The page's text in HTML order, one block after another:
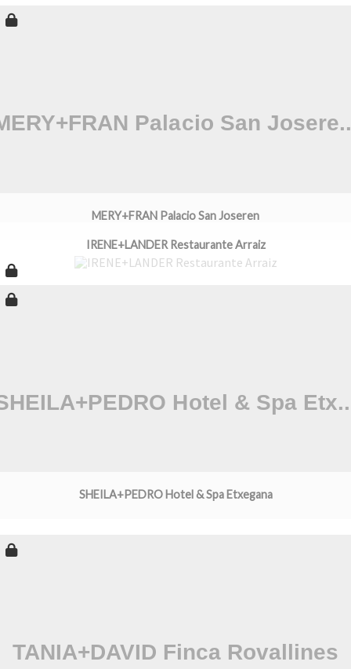
MERY+FRAN Palacio San Joseren
IRENE+LANDER Restaurante Arraiz
SHEILA+PEDRO Hotel & Spa Etxegana